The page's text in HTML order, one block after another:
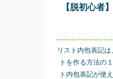
【脱初心者
リスト内包表記
トを作る方法の
ト内包表記が使